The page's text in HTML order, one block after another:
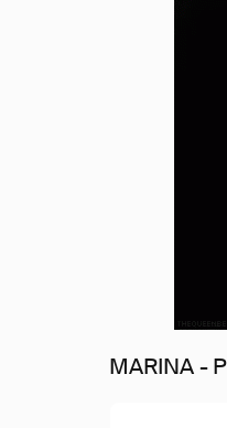
MARINA -